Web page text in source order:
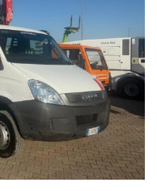
M
M
DIETRO LA
efficiente, ideale per
e praticità d’uso
di sollevamento fino a